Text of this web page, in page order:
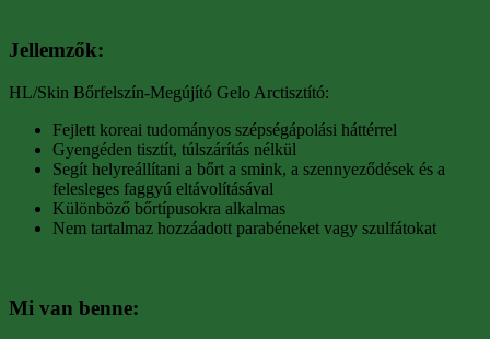
Jellemzők:
HL/Skin Bőrfelszín-Megújító Gelo Arctisztító:
Fejlett koreai tudományos szépségápolási háttérrel
Gyengéden tisztít, túlszárítás nélkül
Segít helyreállítani a bőrt a smink, a szennyeződések és a
felesleges faggyú eltávolításával
Különböző bőrtípusokra alkalmas
Nem tartalmaz hozzáadott parabéneket vagy szulfátokat
Mi van benne: